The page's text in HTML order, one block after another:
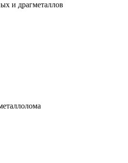
и драгметаллов